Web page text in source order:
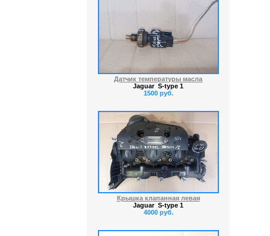
Датчик температуры масла
Jaguar S-type 1
1500 руб.
Крышка клапанная левая
Jaguar S-type 1
4000 руб.